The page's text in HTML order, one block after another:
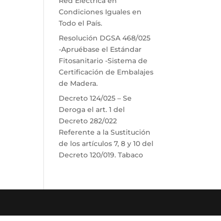
Condiciones Iguales en
Todo el País.
Resolución DGSA 468/025
-Apruébase el Estándar
Fitosanitario -Sistema de
Certificación de Embalajes
de Madera.
Decreto 124/025 – Se
Deroga el art. 1 del
Decreto 282/022
Referente a la Sustitución
de los artículos 7, 8 y 10 del
Decreto 120/019. Tabaco